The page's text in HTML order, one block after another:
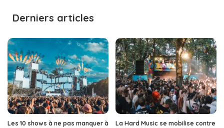
Derniers articles
Les 10 shows à ne pas manquer à
La Hard Music se mobilise contre